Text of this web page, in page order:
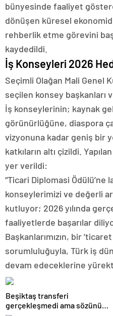
bünyesinde faaliyet
dönüşen küresel
rehberlik etme görevini
kaydedildi.
İş Konseyleri 2026
Seçimli Olağan Mali Genel
seçilen konsey başkanları
İş konseylerinin; kaynak
görünürlüğüne, diaspora
vizyonuna kadar geniş bir
katkıların altı çizildi.
yer verildi:
“Ticari Diplomasi Ödülü’ne
konseylerimizi ve değerli
kutluyor; 2026 yılında
faaliyetlerde başarılar
Başkanlarımızın, bir
sorumluluğuyla, Türk iş
devam edeceklerine
Beşiktaş transferi
gerçekleşmedi ama sözünü